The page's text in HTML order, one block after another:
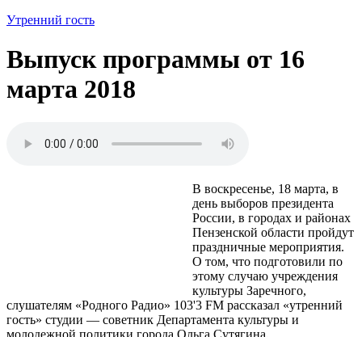
Утренний гость
Выпуск программы от 16
марта 2018
utrenniy_gost_16.03.18.mp3
В воскресенье, 18 марта, в
день выборов президента
России, в городах и районах
Пензенской области пройдут
праздничные мероприятия.
О том, что подготовили по
этому случаю учреждения
культуры Заречного,
слушателям «Родного Радио» 103'3 FM рассказал «утренний
гость» студии — советник Департамента культуры и
молодежной политики города Ольга Сутягина.